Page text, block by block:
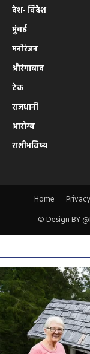
देश- विदेश
मुंबई
मनोरंजन
औरंगाबाद
टेक
राजधानी
आरोग्य
राशीभविष्य
Home
© Design BY